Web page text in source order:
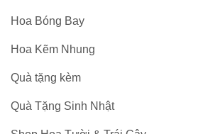
Hoa Bóng Bay
Hoa Kẽm Nhung
Quà tặng kèm
Quà Tặng Sinh Nhật